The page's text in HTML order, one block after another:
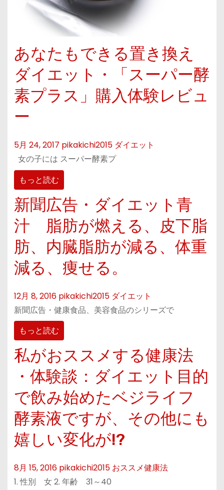
あなたもできる置き換え
ダイエット・「スーパー酵
素プラス」購入体験レビュ
ー
5月 24, 2017 pikakichi2015 ダイエット
女の子には スーパー酵素プ
もっと読む
新聞広告・ダイエット青
汁 脂肪が燃える、皮下脂
肪、内臓脂肪が減る、体重
減る、痩せる。
12月 8, 2016 pikakichi2015 ダイエット
新聞広告・健康食品、美容食品のシリーズで
もっと読む
私がおススメする健康法
・体験談：ダイエット目的
で飲み始めたベジライフ
酵素液ですが、その他にも
嬉しい変化が!?
8月 15, 2016 pikakichi2015 おススメ健康法
1. 性別 女 2. 年齢 31～40